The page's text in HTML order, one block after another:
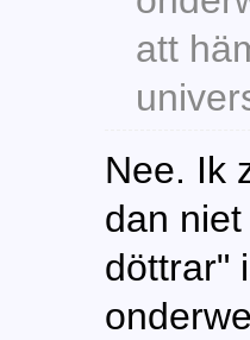
att
Nee. Ik
dan
döttrar"